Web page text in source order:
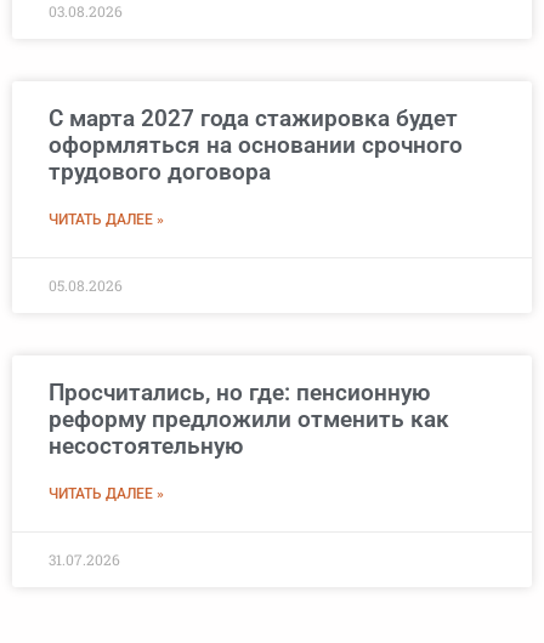
03.08.2026
С марта 2027 года стажировка будет
оформляться на основании срочного
трудового договора
ЧИТАТЬ ДАЛЕЕ »
05.08.2026
Просчитались, но где: пенсионную
реформу предложили отменить как
несостоятельную
ЧИТАТЬ ДАЛЕЕ »
31.07.2026